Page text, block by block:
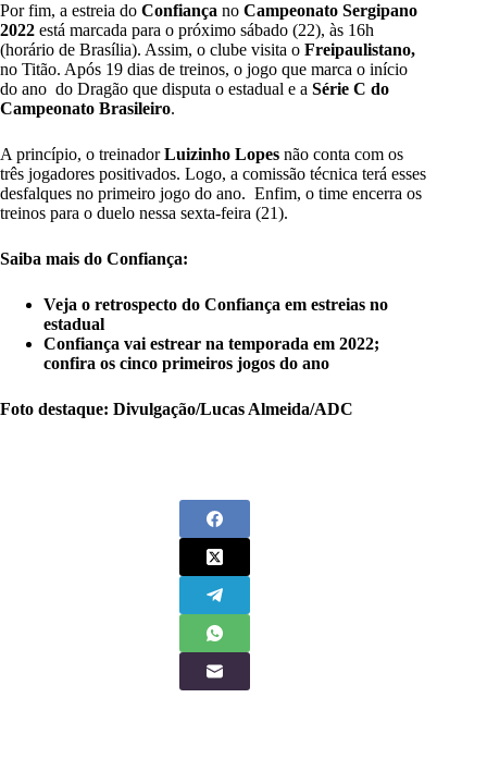
Por fim, a estreia do Confiança no Campeonato Sergipano
2022 está marcada para o próximo sábado (22), às 16h
(horário de Brasília). Assim, o clube visita o Freipaulistano,
no Titão. Após 19 dias de treinos, o jogo que marca o início
do ano do Dragão que disputa o estadual e a Série C do
Campeonato Brasileiro.
A princípio, o treinadorLuizinho Lopes não conta com os
três jogadores positivados. Logo, a comissão técnica terá esses
desfalques no primeiro jogo do ano. Enfim, o time encerra os
treinos para o duelo nessa sexta-feira (21).
Saiba mais do Confiança:
Veja o retrospecto do Confiança em estreias no
estadual
Confiança vai estrear na temporada em 2022;
confira os cinco primeiros jogos do ano
Foto destaque: Divulgação/Lucas Almeida/ADC